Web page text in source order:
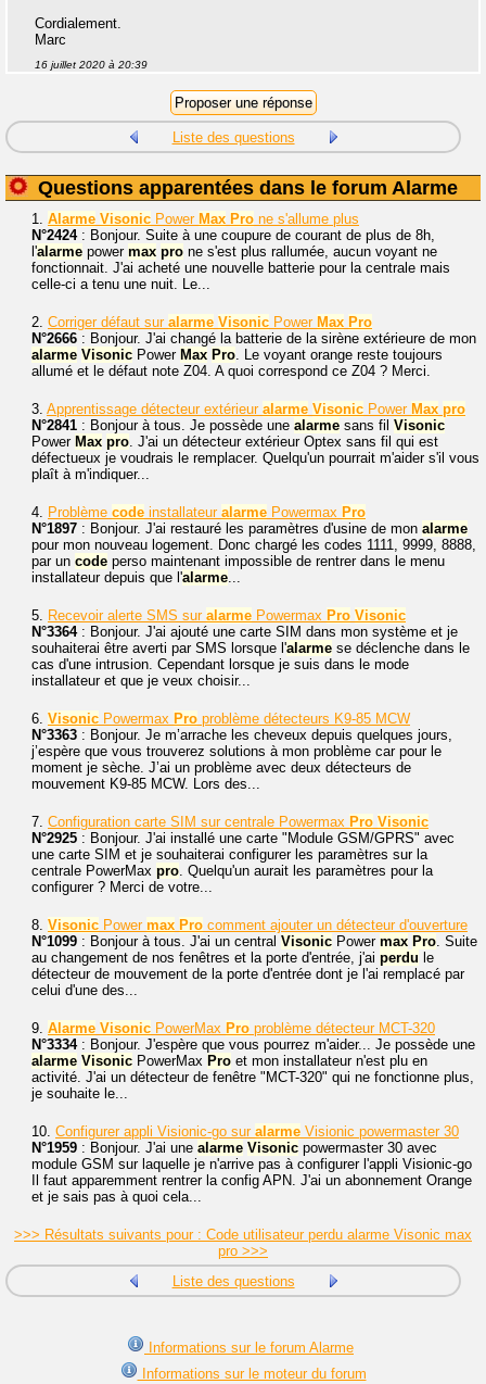
Cordialement.
Marc
16 juillet 2020 à 20:39
Liste des questions
Questions apparentées dans le forum Alarme
1. Alarme Visonic Power Max Pro ne s'allume plus
N°2424: Bonjour. Suite à une coupure de courant de plus de 8h,
l'alarme power max pro ne s'est plus rallumée, aucun voyant ne
fonctionnait. J'ai acheté une nouvelle batterie pour la centrale mais
celle-ci a tenu une nuit. Le...
2. Corriger défaut sur alarme Visonic Power Max Pro
N°2666 : Bonjour. J'ai changé la batterie de la sirène extérieure de mon
alarme Visonic Power Max Pro. Le voyant orange reste toujours
allumé et le défaut note Z04. A quoi correspond ce Z04 ? Merci.
3. Apprentissage détecteur extérieur alarme Visonic Power Max pro
N°2841 : Bonjour à tous. Je possède une alarme sans fil Visonic
Power Max pro. J'ai un détecteur extérieur Optex sans fil qui est
défectueux je voudrais le remplacer. Quelqu'un pourrait m'aider s'il vous
plaît à m'indiquer...
4. Problème code installateur alarme Powermax Pro
N°1897 : Bonjour. J'ai restauré les paramètres d'usine de mon alarme
pour mon nouveau logement. Donc chargé les codes 1111, 9999, 8888,
par un code perso maintenant impossible de rentrer dans le menu
installateur depuis que l'alarme...
5. Recevoir alerte SMS sur alarme Powermax Pro Visonic
N°3364: Bonjour. J'ai ajouté une carte SIM dans mon système et je
souhaiterai être averti par SMS lorsque l'alarme se déclenche dans le
cas d'une intrusion. Cependant lorsque je suis dans le mode
installateur et que je veux choisir...
6. Visonic Powermax Pro problème détecteurs K9-85 MCW
N°3363 : Bonjour. Je m’arrache les cheveux depuis quelques jours,
j’espère que vous trouverez solutions à mon problème car pour le
moment je sèche. J’ai un problème avec deux détecteurs de
mouvement K9-85 MCW. Lors des...
7. Configuration carte SIM sur centrale Powermax Pro Visonic
N°2925 : Bonjour. J'ai installé une carte "Module GSM/GPRS" avec
une carte SIM et je souhaiterai configurer les paramètres sur la
centrale PowerMax pro. Quelqu'un aurait les paramètres pour la
configurer ? Merci de votre...
8. Visonic Power max Pro comment ajouter un détecteur d'ouverture
N°1099 : Bonjour à tous. J'ai un central Visonic Power max Pro. Suite
au changement de nos fenêtres et la porte d'entrée, j'ai perdu le
détecteur de mouvement de la porte d'entrée dont je l'ai remplacé par
celui d'une des...
9. Alarme Visonic PowerMax Pro problème détecteur MCT-320
N°3334: Bonjour. J'espère que vous pourrez m'aider... Je possède une
alarme Visonic PowerMax Pro et mon installateur n'est plu en
activité. J'ai un détecteur de fenêtre "MCT-320" qui ne fonctionne plus,
je souhaite le...
10. Configurer appli Visionic-go sur alarme Visionic powermaster 30
N°1959 : Bonjour. J'ai une alarme Visonic powermaster 30 avec
module GSM sur laquelle je n'arrive pas à configurer l'appli Visionic-go
Il faut apparemment rentrer la config APN. J'ai un abonnement Orange
et je sais pas à quoi cela...
>>> Résultats suivants pour : Code utilisateur perdu alarme Visonic max
pro >>>
Liste des questions
Informations sur le forum Alarme
Informations sur le moteur du forum